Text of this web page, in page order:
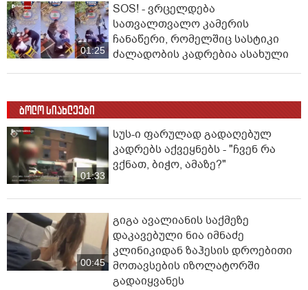
01:25
SOS! - ვრცელდება
სათვალთვალო კამერის
ჩანაწერი, რომელშიც სასტიკი
ძალადობის კადრებია ასახული
ბოლო სიახლეები
01:33
სუს-ი ფარულად გადაღებულ
კადრებს აქვეყნებს - "ჩვენ რა
ვქნათ, ბიჭო, ამაზე?"
00:45
გიგა ავალიანის საქმეზე
დაკავებული ნია იმნაძე
კლინიკიდან ზაჰესის დროებითი
მოთავსების იზოლატორში
გადაიყვანეს